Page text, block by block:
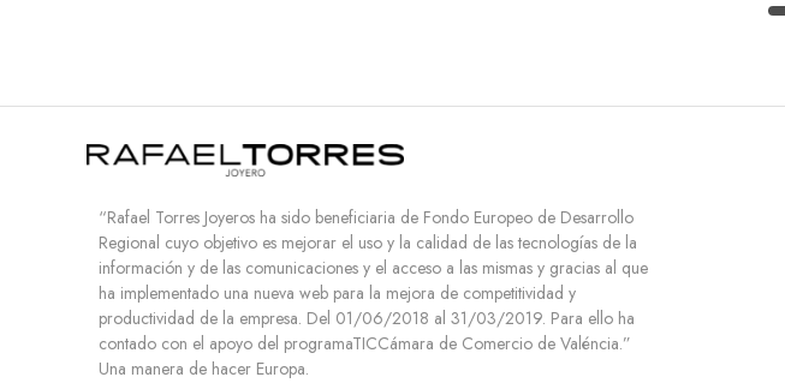
i
m
e
t
o
“Rafael Torres Joyeros ha sido beneficiaria de Fondo Europeo de Desarrollo
Regional cuyo objetivo es mejorar el uso y la calidad de las tecnologías de la
información y de las comunicaciones y el acceso a las mismas y gracias al que
ha implementado una nueva web para la mejora de competitividad y
productividad de la empresa. Del 01/06/2018 al 31/03/2019. Para ello ha
contado con el apoyo del programaTICCámara de Comercio de Valéncia.”
Una manera de hacer Europa.